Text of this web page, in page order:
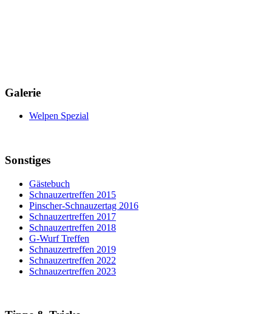
Galerie
Welpen Spezial
Sonstiges
Gästebuch
Schnauzertreffen 2015
Pinscher-Schnauzertag 2016
Schnauzertreffen 2017
Schnauzertreffen 2018
G-Wurf Treffen
Schnauzertreffen 2019
Schnauzertreffen 2022
Schnauzertreffen 2023